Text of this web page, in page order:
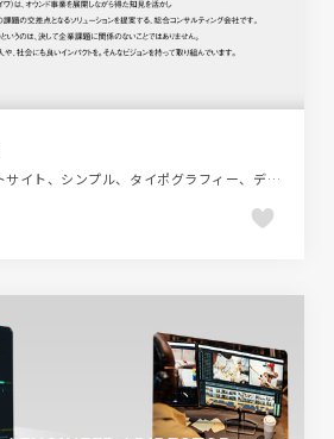
グレー系、コーポレートサイト、シンプル、タイポグラフィー、デザイン・アート・音楽・文芸、ナチュラル、フラットデザイン、ポートフォリオ、第一次産業・SDGs・地方創生、金融・法律・人材・専門職